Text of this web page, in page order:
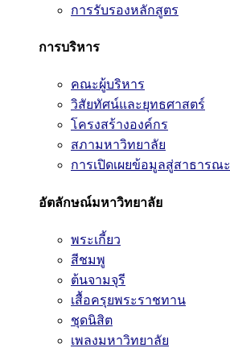
การรับรองหลักสูตร
การบริหาร
คณะผู้บริหาร
วิสัยทัศน์และยุทธศาสตร์
โครงสร้างองค์กร
สภามหาวิทยาลัย
การเปิดเผยข้อมูลสู่สาธารณะ
อัตลักษณ์มหาวิทยาลัย
พระเกี้ยว
สีชมพู
ต้นจามจุรี
เสื้อครุยพระราชทาน
ชุดนิสิต
เพลงมหาวิทยาลัย